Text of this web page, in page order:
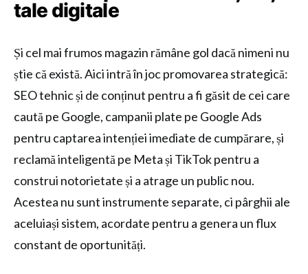
tale digitale
Și cel mai frumos magazin rămâne gol dacă nimeni nu
știe că există. Aici intră în joc promovarea strategică:
SEO tehnic și de conținut pentru a fi găsit de cei care
caută pe Google, campanii plate pe Google Ads
pentru captarea intenției imediate de cumpărare, și
reclamă inteligentă pe Meta și TikTok pentru a
construi notorietate și a atrage un public nou.
Acestea nu sunt instrumente separate, ci pârghii ale
aceluiași sistem, acordate pentru a genera un flux
constant de oportunități.